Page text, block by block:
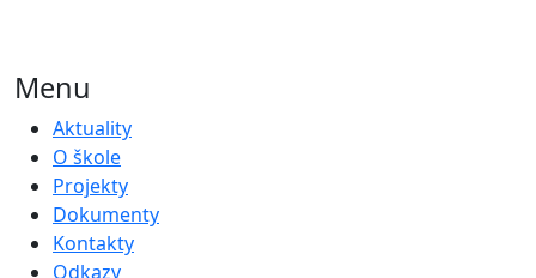
Menu
Aktuality
O škole
Projekty
Dokumenty
Kontakty
Odkazy